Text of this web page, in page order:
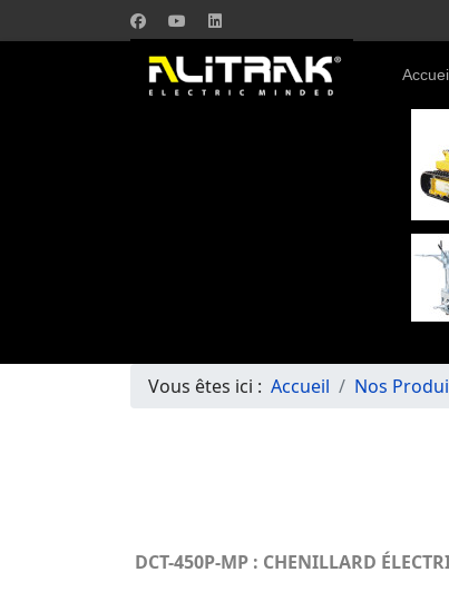
Vous êtes ici : Accueil Nos
DCT-450P-MP : CHENILLARD